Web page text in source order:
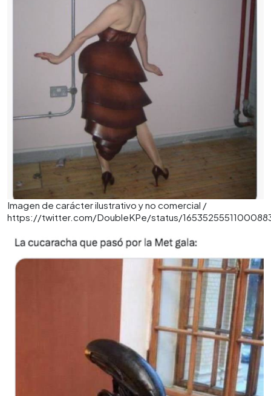
Imagen de carácter ilustrativo y no comercial /
https://twitter.com/DoubleKPe/status/